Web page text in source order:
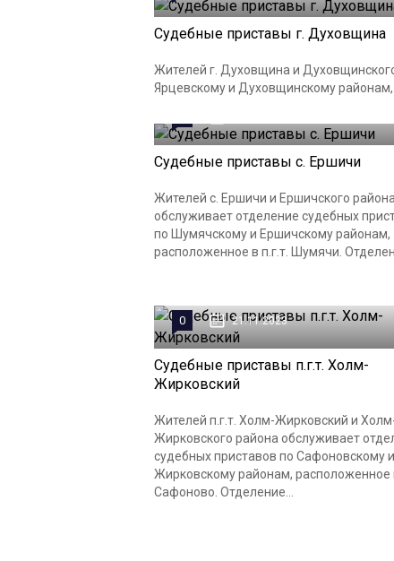
Судебные приставы г. Духовщина
Жителей г. Духовщина и
Ярцевскому и Духовщинскому районам,
Судебные приставы с. Ершичи
Жителей с. Ершичи и Ершичского района
обслуживает отделение судебных
по Шумячскому и Ершичскому районам,
расположенное в п.г.т. Шумячи.
0 21.11.2023
Судебные приставы п.г.т. Холм-
Жирковский
Жителей п.г.т. Холм-Жирковский и
Жирковского района обслуживает
судебных приставов по Сафоновскому
Жирковскому районам, расположенное
Сафоново. Отделение...